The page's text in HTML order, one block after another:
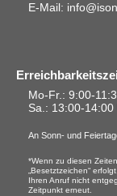
E-Mail:
Mo-Fr.: 9:00-
Sa.: 13:00-14:00
An Sonn- und
*Wenn zu diesen
„Besetztzeichen“
Ihren Anruf nicht
Zeitpunkt erneut.